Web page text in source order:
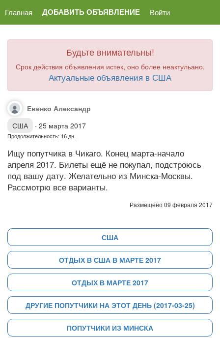
Главная ДОБАВИТЬ ОБЪЯВЛЕНИЕ Войти
Будьте внимательны!
Срок действия объявления истек, оно более неактульано.
Актуальные объявления в США
Евенко Александр
США
· 25 марта 2017
Продолжительность: 16 дн.
Ищу попутчика в Чикаго. Конец марта-начало
апреля 2017. Билеты ещё не покупал, подстроюсь
под вашу дату. Желательно из Минска-Москвы.
Рассмотрю все варианты.
Размещено 09 февраля 2017
США
ОТДЫХ В США В МАРТЕ 2017
ОТДЫХ В МАРТЕ 2017
ДРУГИЕ ПОПУТЧИКИ НА ЭТОТ ДЕНЬ (2017-03-25)
ПОПУТЧИКИ ИЗ МИНСКА